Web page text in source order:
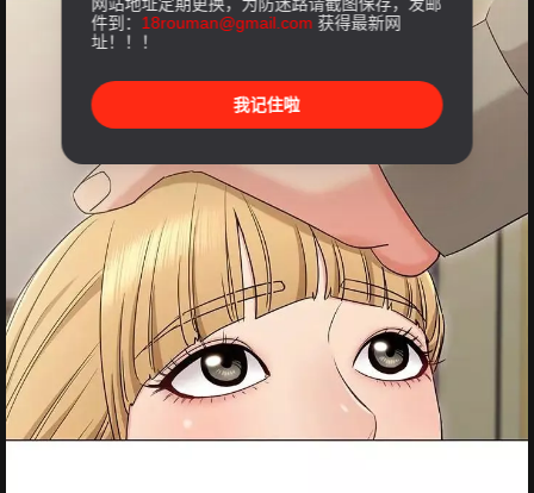
件到： 18rouman@gmail.com 获得最新网
址！！！
我记住啦